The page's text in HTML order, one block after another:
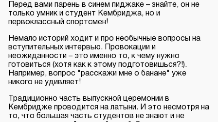
Перед вами парень в синем пиджаке – знайте, он не
только умник и студент Кембриджа, но и
первоклассный спортсмен!
Немало историй ходит и про необычные вопросы на
вступительных интервью. Провокации и
неожиданности – это именно то, к чему нужно
готовиться (хотя как к этому подготовишься?!).
Например, вопрос "расскажи мне о банане" уже
никого не удивляет!
Традиционно часть выпускной церемонии в
Кембридже проводится на латыни. И это несмотря на
то, что большая часть студентов не знают и не